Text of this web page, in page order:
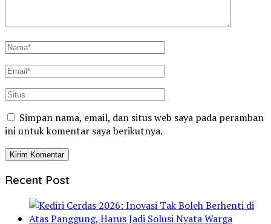
Simpan nama, email, dan situs web saya pada peramban
ini untuk komentar saya berikutnya.
Recent Post